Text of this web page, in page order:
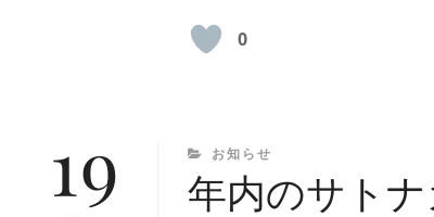
0
19 CATEGORIES
お知らせ
年内のサト